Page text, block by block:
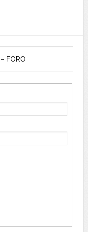
FORO